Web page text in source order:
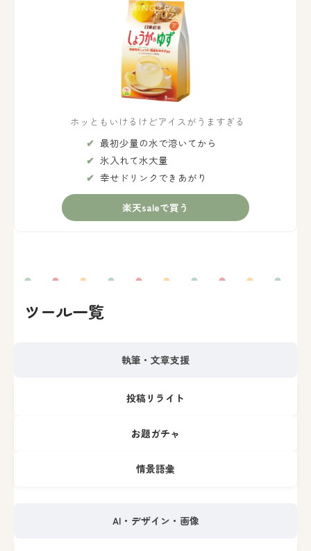
ホッともいけるけどアイスがうますぎる
最初少量の水で溶いてから
氷入れて水大量
幸せドリンクできあがり
楽天saleで買う
ツール一覧
執筆・文章支援
投稿リライト
お題ガチャ
情景語彙
AI・デザイン・画像